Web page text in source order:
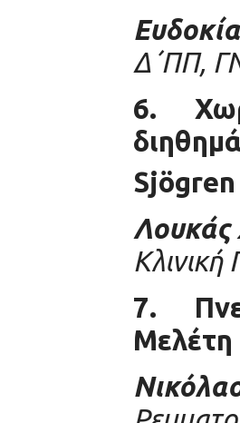
Δ΄ΠΠ,
6.
Λουκάς
7.
Μελέτη